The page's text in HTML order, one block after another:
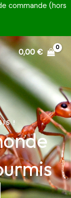
commande (hors
0,00€
!